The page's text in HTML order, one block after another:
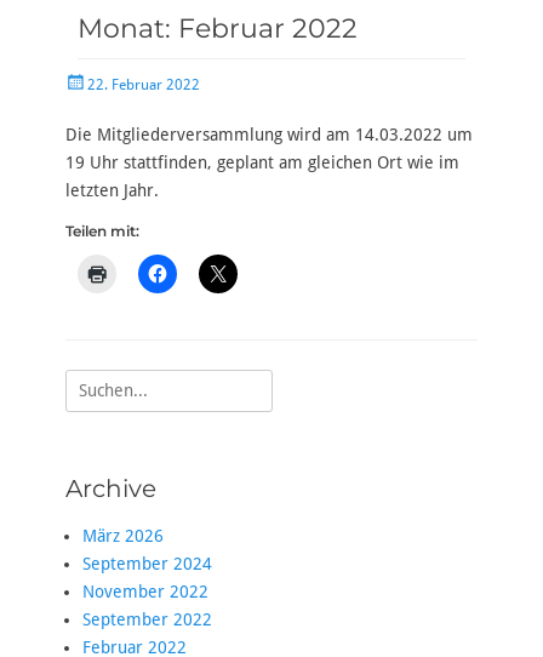
Monat: Februar 2022
Veröffentlicht
22. Februar 2022
Die Mitgliederversammlung wird am 14.03.2022 um
19 Uhr stattfinden, geplant am gleichen Ort wie im
letzten Jahr.
Teilen mit:
Suche
nach:
Archive
März 2026
September 2024
November 2022
September 2022
Februar 2022